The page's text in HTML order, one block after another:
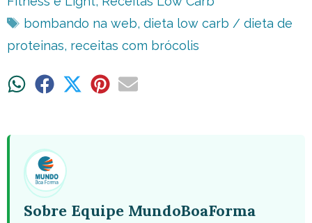
Tags
bombando na web, dieta low carb / dieta de
proteinas, receitas com brócolis
ShareShare ShareShareShare
Sobre Equipe MundoBoaForma